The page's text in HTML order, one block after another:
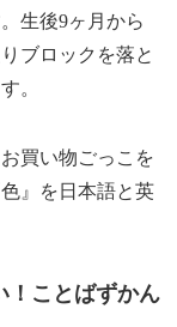
生後9ヶ月から
ブロックを落と
。
買い物ごっこを
』を日本語と英
！ことばずかん